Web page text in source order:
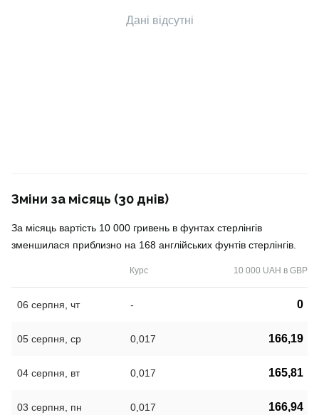
Дані відсутні
Зміни за місяць (30 днів)
За місяць вартість 10 000 гривень в фунтах стерлінгів
зменшилася приблизно на 168 англійських фунтів стерлінгів.
Курс 10 000 UAH в GBP
06 серпня, чт - 0
05 серпня, ср 0,017 166,19
04 серпня, вт 0,017 165,81
03 серпня, пн 0,017 166,94